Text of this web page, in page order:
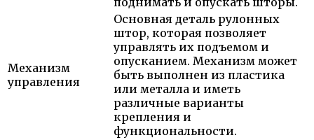
Механизм
управления
Основная деталь рулонных
штор, которая позволяет
управлять их подъемом и
опусканием. Механизм может
быть выполнен из пластика
или металла и иметь
различные варианты
крепления и
функциональности.